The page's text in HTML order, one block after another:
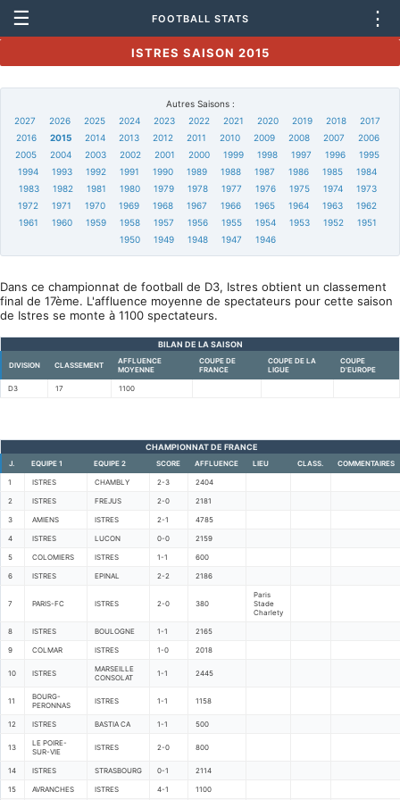
☰ FOOTBALL STATS ⋮
ISTRES SAISON 2015
Autres Saisons :
2027
2026 2025 2024 2023 2022 2021 2020 2019 2018
2017
2016
2015 2014 2013 2012 2011 2010 2009 2008 2007
2006
2005
2004 2003 2002 2001 2000 1999 1998 1997 1996
1995
1994
1993 1992 1991 1990 1989 1988 1987 1986 1985
1984
1983
1982 1981 1980 1979 1978 1977 1976 1975 1974
1973
1972
1971 1970 1969 1968 1967 1966 1965 1964 1963
1962
1961
1960 1959 1958 1957 1956 1955 1954 1953 1952
1951
1950
1949 1948 1947 1946
Dans ce championnat de football de D3, Istres obtient un classement
final de 17ème. L'affluence moyenne de spectateurs pour cette saison
de Istres se monte à 1100 spectateurs.
BILAN DE LA SAISON
DIVISION CLASSEMENT
AFFLUENCE
MOYENNE
COUPE DE
FRANCE
COUPE DE LA
LIGUE
COUPE
D'EUROPE
D3 17 1100
CHAMPIONNAT DE FRANCE
J. EQUIPE 1 EQUIPE 2 SCORE AFFLUENCE LIEU CLASS. COMMENTAIRES
1 ISTRES CHAMBLY 2-3 2404
2 ISTRES FREJUS 2-0 2181
3 AMIENS ISTRES 2-1 4785
4 ISTRES LUCON 0-0 2159
5 COLOMIERS ISTRES 1-1 600
6 ISTRES EPINAL 2-2 2186
7 PARIS-FC ISTRES 2-0 380
Paris
Stade
Charlety
8 ISTRES BOULOGNE 1-1 2165
9 COLMAR ISTRES 1-0 2018
10 ISTRES
MARSEILLE
CONSOLAT
1-1 2445
11
BOURG-
PERONNAS
ISTRES 1-1 1158
12 ISTRES BASTIA CA 1-1 500
13
LE POIRE-
SUR-VIE
ISTRES 2-0 800
14 ISTRES STRASBOURG 0-1 2114
15 AVRANCHES ISTRES 4-1 1100